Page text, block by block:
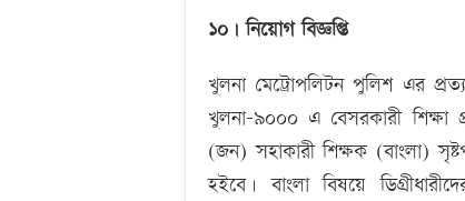
১০। নিয়োগ বিজ্ঞপ্তি
খুলনা মেট্রোপলিটন পুলিশ এর
খুলনা-৯০০০ এ বেসরকারী শিক্ষা
(জন) সহাকারী শিক্ষক (বাংলা)
হইবে। বাংলা বিষয়ে